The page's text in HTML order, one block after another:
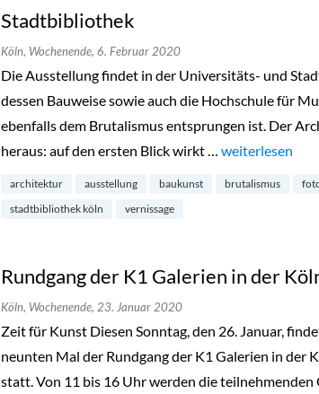
Stadtbibliothek
Köln, Wochenende, 6. Februar 2020
Die Ausstellung findet in der Universitäts- und
dessen Bauweise sowie auch die Hochschule für
ebenfalls dem Brutalismus entsprungen ist. Der
heraus: auf den ersten Blick wirkt … „Ästhetik und
weiterlesen
architektur ausstellung baukunst brutalismus
stadtbibliothek köln
vernissage
Rundgang der K1 Galerien in der
Köln, Wochenende, 23. Januar 2020
Zeit für Kunst Diesen Sonntag, den 26. Januar,
neunten Mal der Rundgang der K1 Galerien in der
statt. Von 11 bis 16 Uhr werden die